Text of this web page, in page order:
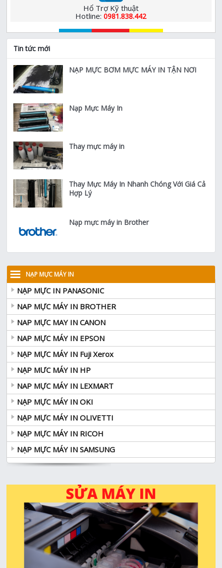
Hổ Trợ Kỹ thuật
Hotline:0981.838.442
Tin tức mới
NẠP MỰC BƠM MỰC MÁY IN TẬN NƠI
Nạp Mực Máy In
Thay mực máy in
Thay Mực Máy In Nhanh Chóng Với Giá Cả
Hợp Lý
Nạp mực máy in Brother
NẠP MỰC MÁY IN
NẠP MỰC IN PANASONIC
NAP MỰC MÁY IN BROTHER
NAP MỰC MAY IN CANON
NAP MỰC MÁY IN EPSON
NẠP MỰC MÁY IN Fuji Xerox
NẠP MƯC MÁY IN HP
NAP MỰC MÁY IN LEXMART
NẠP MỰC MÁY IN OKI
NẠP MỰC MÁY IN OLIVETTI
NẠP MỰC MÁY IN RICOH
NẠP MỰC MÁY IN SAMSUNG